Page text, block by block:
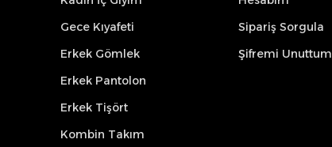
Gece Kıyafeti
Erkek Gömlek
Erkek Pantolon
Erkek Tişört
Kombin Takım
Sipariş Sorgula
Şifremi Unuttum